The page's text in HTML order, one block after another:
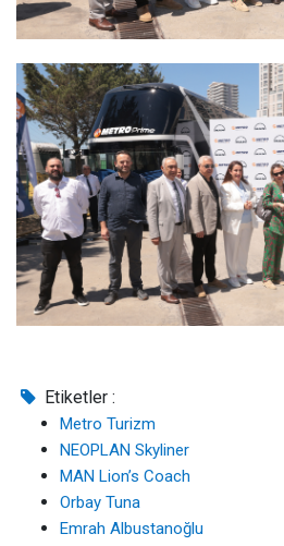
Etiketler :
Metro Turizm
NEOPLAN Skyliner
MAN Lion’s Coach
Orbay Tuna
Emrah Albustanoğlu